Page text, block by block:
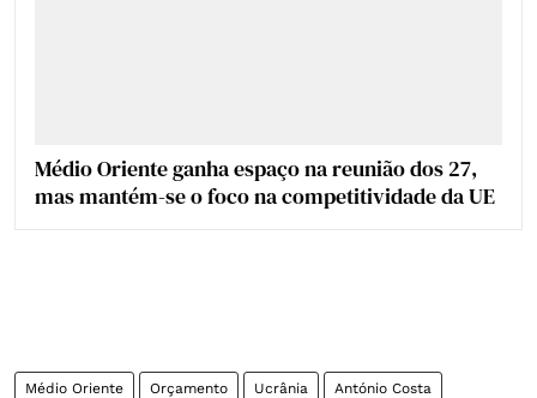
Médio Oriente ganha espaço na reunião dos 27,
mas mantém-se o foco na competitividade da UE
Médio Oriente Orçamento Ucrânia António Costa